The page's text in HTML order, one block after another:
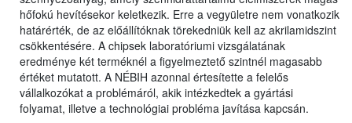
hőfokú hevítésekor keletkezik. Erre a vegyületre nem vonatkozik
határérték, de az előállítóknak törekedniük kell az akrilamidszint
csökkentésére. A chipsek laboratóriumi vizsgálatának
eredménye két terméknél a figyelmeztető szintnél magasabb
értéket mutatott. A NÉBIH azonnal értesítette a felelős
vállalkozókat a problémáról, akik intézkedtek a gyártási
folyamat, illetve a technológiai probléma javítása kapcsán.